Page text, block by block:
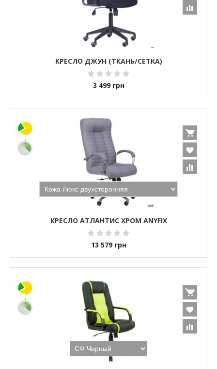
КРЕСЛО ДЖУН (ТКАНЬ/СЕТКА)
3 499 грн
КРЕСЛО АТЛАНТИС ХРОМ ANYFIX
13 579 грн